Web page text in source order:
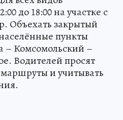
до 18:00 на участке с
Объехать закрытый
пункты
– Комсомольский –
Водителей просят
и учитывать